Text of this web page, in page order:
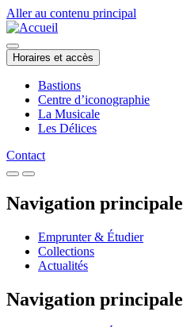
Aller au contenu principal
Horaires et accès
Bastions
Centre d’iconographie
La Musicale
Les Délices
Contact
Navigation principale
Emprunter & Étudier
Collections
Actualités
Navigation principale